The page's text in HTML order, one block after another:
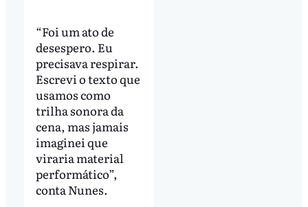
“Foi um ato de
desespero. Eu
precisava respirar.
Escrevi o texto que
usamos como
trilha sonora da
cena, mas jamais
imaginei que
viraria material
performático”,
conta Nunes.